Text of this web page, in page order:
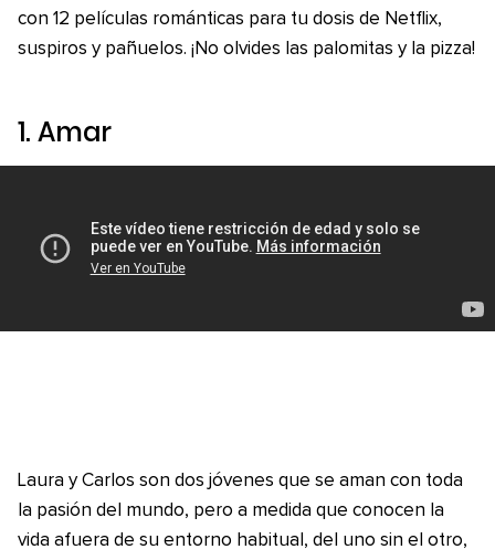
con 12 películas románticas para tu dosis de Netflix,
suspiros y pañuelos. ¡No olvides las palomitas y la pizza!
1. Amar
Laura y Carlos son dos jóvenes que se aman con toda
la pasión del mundo, pero a medida que conocen la
vida afuera de su entorno habitual, del uno sin el otro,